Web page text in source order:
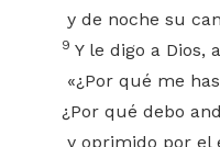
y de noche su
9 Y le digo a Dios,
«¿Por qué me
¿Por qué debo
y oprimido por el